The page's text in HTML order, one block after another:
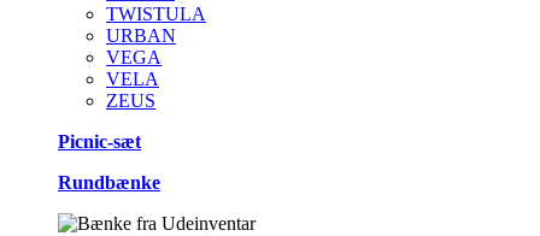
TWISTULA
URBAN
VEGA
VELA
ZEUS
Picnic-sæt
Rundbænke